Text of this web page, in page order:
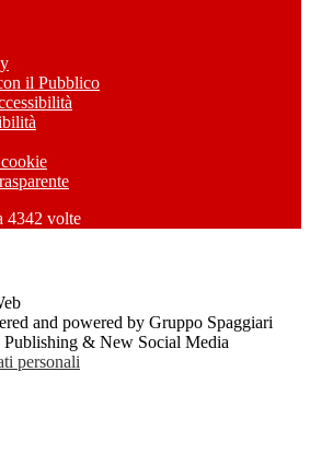
il Pubblico
4342 volte
and powered by Gruppo Spaggiari
& New Social Media
personali